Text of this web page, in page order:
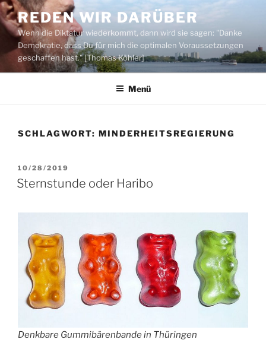
Zum
Inhalt
springen
REDEN WIR DARÜBER
Wenn die Diktatur wiederkommt, dann wird sie sagen: "Danke
Demokratie, dass Du für mich die optimalen Voraussetzungen
geschaffen hast." [Thomas Köhler]
Menü
SCHLAGWORT: MINDERHEITSREGIERUNG
VERÖFFENTLICHT
AM
10/28/2019
Sternstunde oder Haribo
Denkbare Gummibärenbande in Thüringen